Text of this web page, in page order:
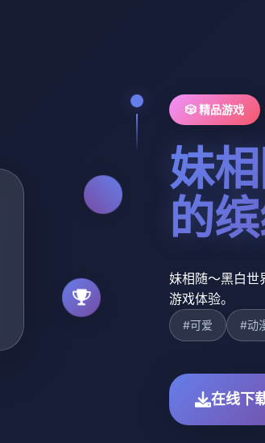
🎲 精品游戏
妹
的
妹相随～黑白世
游戏体验。
#可爱 #动
在线下